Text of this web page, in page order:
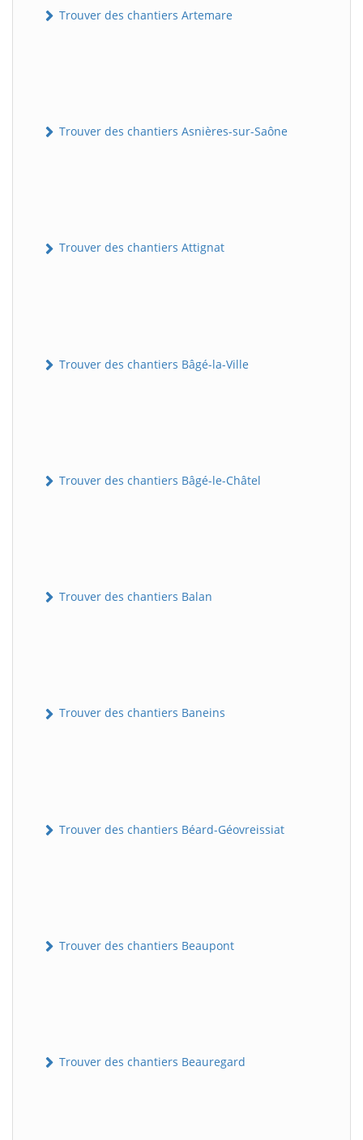
Trouver des chantiers Artemare
Trouver des chantiers Asnières-sur-Saône
Trouver des chantiers Attignat
Trouver des chantiers Bâgé-la-Ville
Trouver des chantiers Bâgé-le-Châtel
Trouver des chantiers Balan
Trouver des chantiers Baneins
Trouver des chantiers Béard-Géovreissiat
Trouver des chantiers Beaupont
Trouver des chantiers Beauregard